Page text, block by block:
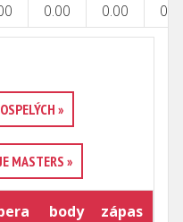
0.00 0.00
»
MASTERS »
body zápas